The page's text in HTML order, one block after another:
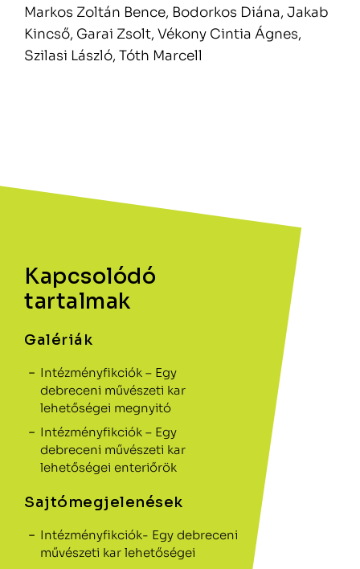
Kapcsolódó
tartalmak
Galériák
Intézményfikciók – Egy
debreceni művészeti kar
lehetőségei megnyitó
Intézményfikciók – Egy
debreceni művészeti kar
lehetőségei enteriőrök
Sajtómegjelenések
Intézményfikciók- Egy debreceni
művészeti kar lehetőségei
Markos Zoltán Bence, Bodorkos Diána, Jakab
Kincső, Garai Zsolt, Vékony Cintia Ágnes,
Szilasi László, Tóth Marcell